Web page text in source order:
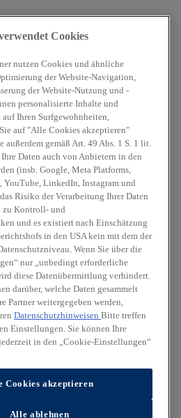
Cookies
nutzen Cookies und ähnliche
der Website-Navigation,
der Website-Nutzung und -
personalisierte Inhalte und
auf Ihren Surfgewohnheiten,
auf "Alle Cookies akzeptieren"
gemäß Art. 49 Abs. 1 S. 1 lit.
Ihre Daten auch von Anbietern in den
(insb. Google, Meta Platforms,
YouTube, LinkedIn, Instagram und
Risiko der Verarbeitung Ihrer Daten
zu Kontroll- und
und es existiert nach Einschätzung
in den USA kein mit dem der
Wenn Sie über die
nur „unbedingt erforderliche
diese Datenübermittlung verhindert.
darüber, welche Daten gesammelt
Partner weitergegeben werden,
Datenschutzhinweisen Bitte treffen
Einstellungen. Sie können Ihre
in den „Cookie-Einstellungen“
Cookies akzeptieren
Alle ablehnen